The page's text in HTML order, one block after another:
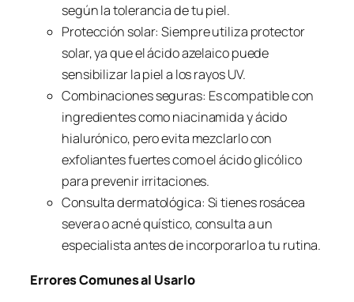
según la tolerancia de tu piel.
Protección solar: Siempre utiliza protector
solar, ya que el ácido azelaico puede
sensibilizar la piel a los rayos UV.
Combinaciones seguras: Es compatible con
ingredientes como niacinamida y ácido
hialurónico, pero evita mezclarlo con
exfoliantes fuertes como el ácido glicólico
para prevenir irritaciones.
Consulta dermatológica: Si tienes rosácea
severa o acné quístico, consulta a un
especialista antes de incorporarlo a tu rutina.
Errores Comunes al Usarlo